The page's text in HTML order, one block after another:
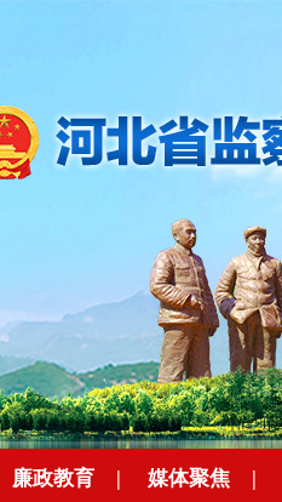
廉政教育 | 媒体聚焦 |